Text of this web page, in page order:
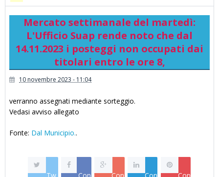
noto che dal 14.11.2023 i posteggi non occupati dai titolari entro le ore
Mercato settimanale del martedì:
L'Ufficio Suap rende noto che dal
14.11.2023 i posteggi non occupati dai
titolari entro le ore 8,
10 novembre 2023 - 11:04
verranno assegnati mediante sorteggio.
Vedasi avviso allegato
Fonte: Dal Municipio..